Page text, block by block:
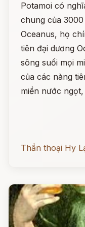
Potamoi có
chung của
Oceanus, họ
tiên đại dương
sông suối mọi
của các nàng
miền nước
Thần thoại Hy